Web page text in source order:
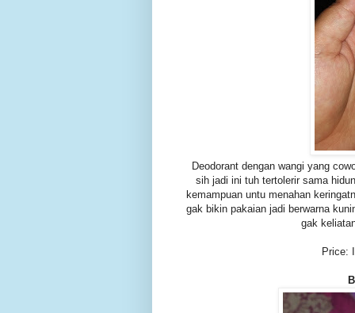
Deodorant dengan wangi yang
sih jadi ini tuh tertolerir sama
kemampuan untu menahan
gak bikin pakaian jadi berwarna
gak
Price: